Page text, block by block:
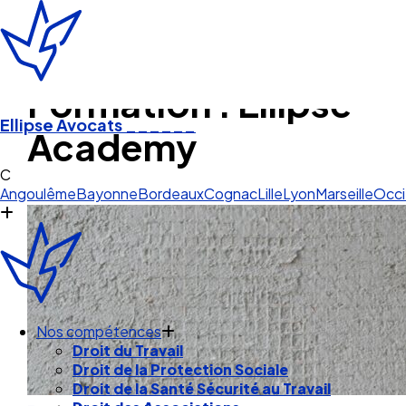
Ellipse Avocats______
Cognac
AngoulêmeBayonneBordeauxCognacLilleLyonMarseille
Nos compétences
Droit du Travail
Droit de la Protection Sociale
Droit de la Santé Sécurité au Travail
Formation : Ellipse
Academy